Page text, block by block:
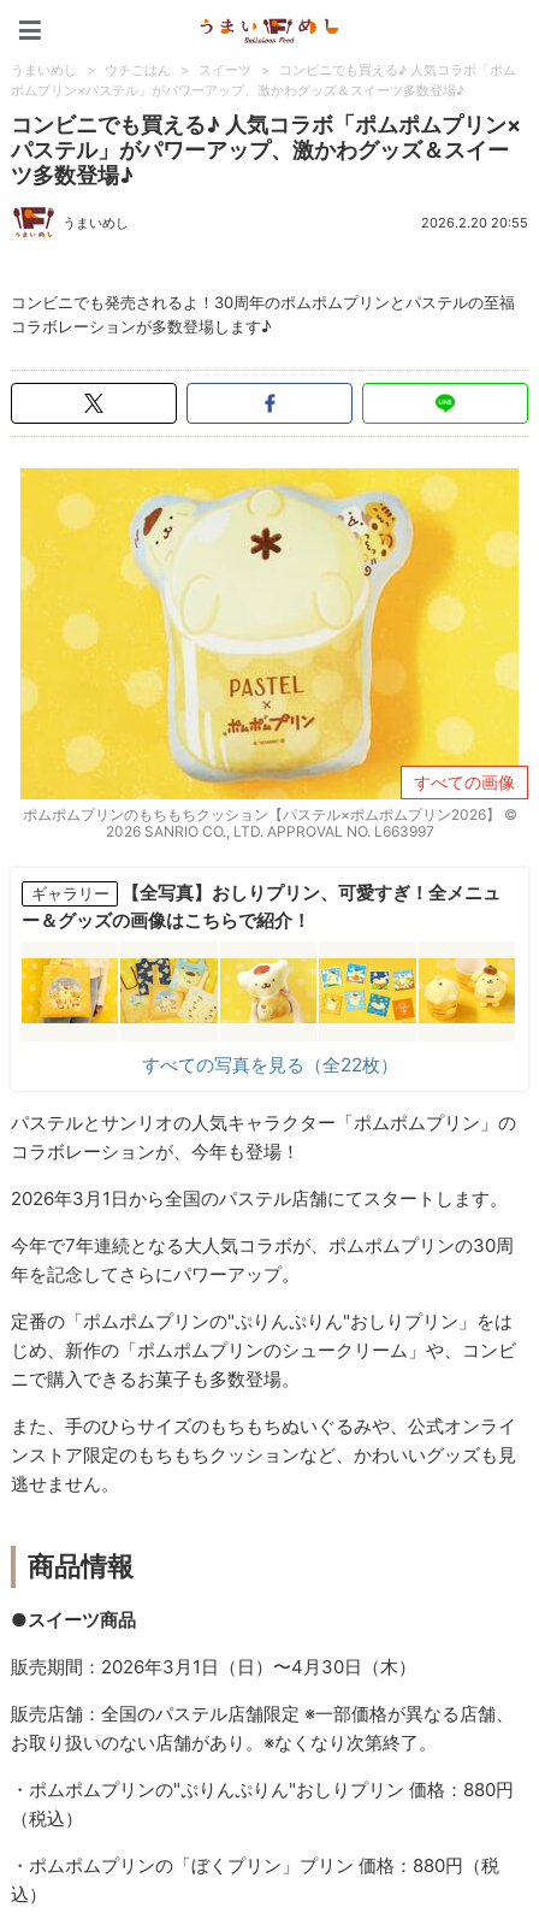
うまいめし > ウチごはん > スイーツ >
コンビニでも買える♪ 人気コラボ「ポム
ポムプリン×パステル」がパワーアップ、激かわグッズ＆スイーツ多数登場♪
コンビニでも買える♪ 人気コラボ「ポムポムプリン×
パステル」がパワーアップ、激かわグッズ＆スイー
ツ多数登場♪
うまいめし 2026.2.20 20:55
コンビニでも発売されるよ！30周年のポムポムプリンとパステルの至福
コラボレーションが多数登場します♪
すべての画像
ポムポムプリンのもちもちクッション【パステル×ポムポムプリン2026】 ©
2026 SANRIO CO., LTD. APPROVAL NO. L663997
ギャラリー
【全写真】おしりプリン、可愛すぎ！全メニュ
ー＆グッズの画像はこちらで紹介！
すべての写真を見る（全22枚）
パステルとサンリオの人気キャラクター「ポムポムプリン」の
コラボレーションが、今年も登場！
2026年3月1日から全国のパステル店舗にてスタートします。
今年で7年連続となる大人気コラボが、ポムポムプリンの30周
年を記念してさらにパワーアップ。
定番の「ポムポムプリンの"ぷりんぷりん"おしりプリン」をは
じめ、新作の「ポムポムプリンのシュークリーム」や、コンビ
ニで購入できるお菓子も多数登場。
また、手のひらサイズのもちもちぬいぐるみや、公式オンライ
ンストア限定のもちもちクッションなど、かわいいグッズも見
逃せません。
商品情報
●スイーツ商品
販売期間：2026年3月1日（日）〜4月30日（木）
販売店舗：全国のパステル店舗限定 ※一部価格が異なる店舗、
お取り扱いのない店舗があり。※なくなり次第終了。
・ポムポムプリンの"ぷりんぷりん"おしりプリン 価格：880円
（税込）
・ポムポムプリンの「ぼくプリン」プリン 価格：880円（税
込）